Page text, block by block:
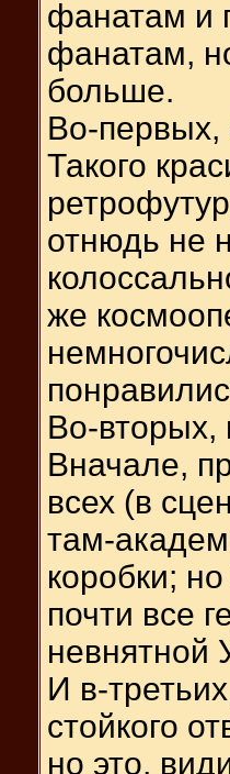
фанатам и
фанатам,
больше.
Во-первых,
Такого
отнюдь не
же
Во-вторых,
Вначале,
всех (в
там-
коробки;
почти все
невнятной
И в-
стойкого
но это,